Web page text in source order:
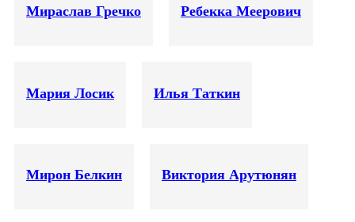
Мираслав Гречко Ребекка Меерович
Мария Лосик Илья Таткин
Мирон Белкин Виктория Арутюнян